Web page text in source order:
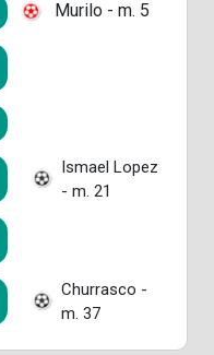
Murilo - m. 5
Ismael Lopez
- m. 21
Churrasco -
m. 37